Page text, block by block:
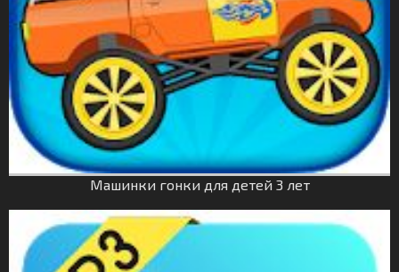
Машинки гонки для детей 3 лет